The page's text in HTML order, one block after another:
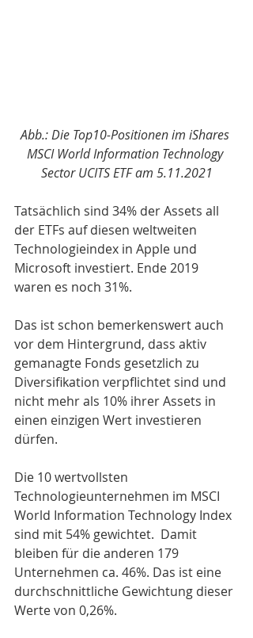
Abb.: Die Top10-Positionen im iShares
MSCI World Information Technology
Sector UCITS ETF am 5.11.2021
Tatsächlich sind 34% der Assets all
der ETFs auf diesen weltweiten
Technologieindex in Apple und
Microsoft investiert. Ende 2019
waren es noch 31%.
Das ist schon bemerkenswert auch
vor dem Hintergrund, dass aktiv
gemanagte Fonds gesetzlich zu
Diversifikation verpflichtet sind und
nicht mehr als 10% ihrer Assets in
einen einzigen Wert investieren
dürfen.
Die 10 wertvollsten
Technologieunternehmen im MSCI
World Information Technology Index
sind mit 54% gewichtet.  Damit
bleiben für die anderen 179
Unternehmen ca. 46%. Das ist eine
durchschnittliche Gewichtung dieser
Werte von 0,26%.